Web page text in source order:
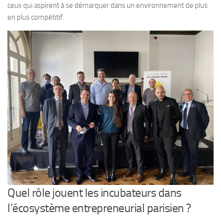
ceux qui aspirent à se démarquer dans un environnement de plus
en plus compétitif.
Quel rôle jouent les incubateurs dans
l’écosystème entrepreneurial parisien ?